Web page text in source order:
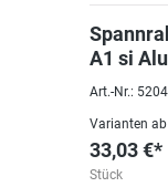
A1
Art.-Nr.:
Varianten ab
33,03 €*
Stück